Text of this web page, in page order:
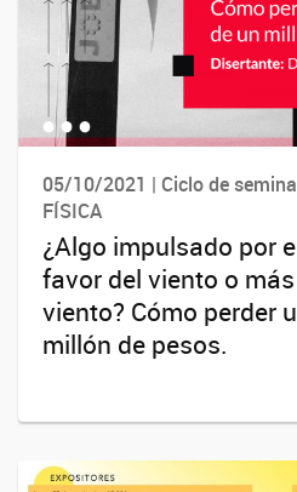
05/10/2021 | Ciclo de
FÍSICA
¿Algo impulsado por
favor del viento o
viento? Cómo perder
millón de pesos.